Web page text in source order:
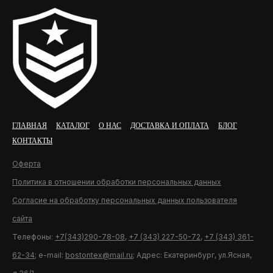
ГЛАВНАЯ КАТАЛОГ О НАС ДОСТАВКА И ОПЛАТА
БЛОГ
КОНТАКТЫ
Оферта
Политика в отношении обработки персональных данных
Согласие на обработку персональных данных пользователя
сайта
Телефоны: +7(343)290-78-08, +7 (343) 227-50-72, +7 (343) 361-
62-34; e-mail: bostontex@mail.ru; Адрес: Екатеринбург, ул.Ясная,